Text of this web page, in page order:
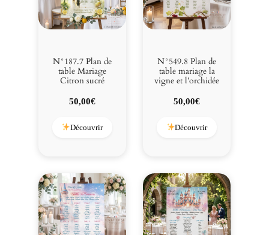
N°187.7 Plan de
table Mariage
Citron sucré
50,00€
Découvrir
N°549.8 Plan de
table mariage la
vigne et l’orchidée
50,00€
Découvrir